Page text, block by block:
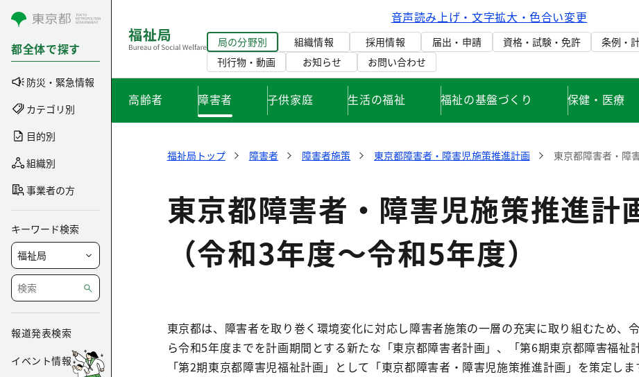
コンテンツにスキップ
都全体で探す
防災・緊急情報
カテゴリ別
目的別
組織別
事業者の方
キーワード検索
報道発表検索
イベント情報
音声読み上げ・文字拡大・色合い変更
局の分野別 組織情報 採用情報 届出・申請 資格・試験・免許 条例・
刊行物・動画
お知らせ お問い合わせ
高齢者 障害者 子供家庭 生活の福祉 福祉の基盤づくり 保健・医療
福祉局トップ 障害者 障害者施策 東京都障害者・障害児施策推進計画 東京都障害者・障
東京都障害者・障害児施策推進計
（令和3年度～令和5年度）
東京都は、障害者を取り巻く環境変化に対応し障害者施策の一層の充実に取り組むため、
ら令和5年度までを計画期間とする新たな「東京都障害者計画」、「第6期東京都障害福祉
「第2期東京都障害児福祉計画」として「東京都障害者・障害児施策推進計画」を策定しま